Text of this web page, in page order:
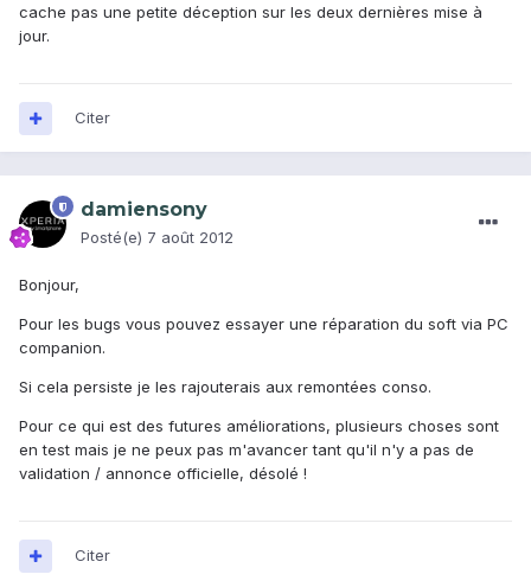
cache pas une petite déception sur les deux dernières mise à
jour.
Citer
damiensony
Posté(e) 7 août 2012
Bonjour,
Pour les bugs vous pouvez essayer une réparation du soft via PC
companion.
Si cela persiste je les rajouterais aux remontées conso.
Pour ce qui est des futures améliorations, plusieurs choses sont
en test mais je ne peux pas m'avancer tant qu'il n'y a pas de
validation / annonce officielle, désolé !
Citer